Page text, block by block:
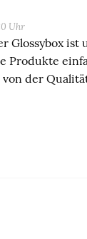
Uhr
Glossybox ist
Produkte
der